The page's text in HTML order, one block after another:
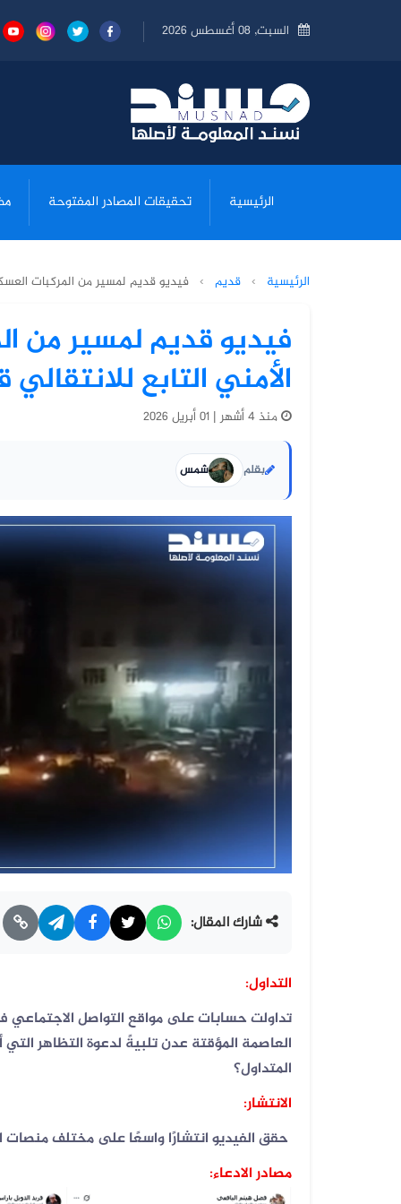
السبت, 08 أغسطس 2026
الرئيسية تحقيقات المصادر المفتوحة
الرئيسية › قديم › فيديو قديم لمسير من المركبات
فيديو قديم لمسير من
الأمني التابع للانتقالي
منذ 4 أشهر | 01 أبريل 2026
بقلم شمس
شارك المقال:
التداول:
تداولت حسابات على مواقع التواصل الاجتماعي
العاصمة المؤقتة عدن تلبيةً لدعوة التظاهر
المتداول؟
الانتشار:
حقق الفيديو انتشارًا واسعًا على مختلف منصات
مصادر الادعاء: